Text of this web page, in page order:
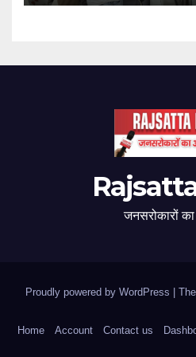
जनसरोकारों
Proudly powered by WordPress
Home Account Contact us